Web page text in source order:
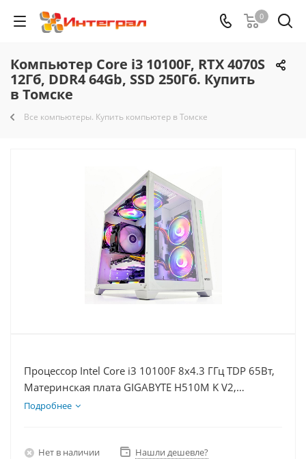
0
Компьютер Core i3 10100F, RTX 4070S
12Гб, DDR4 64Gb, SSD 250Гб. Купить
в Томске
Все компьютеры. Купить компьютер в Томске
Процессор Intel Core i3 10100F 8x4.3 ГГц TDP 65Вт,
Материнская плата GIGABYTE H510M K V2,
Видеокарта RTX 4070S 12Гб, Память DDR4 64Gb,
Подробнее
Нет в наличии Нашли дешевле?